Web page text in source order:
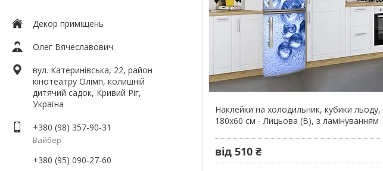
Декор приміщень
Олег Вячеславович
вул. Катеринівська, 22, район
кінотеатру Олімп, колишній
дитячий садок, Кривий Ріг,
Україна
+380 (98) 357-90-31
Вайбер
+380 (95) 090-27-60
Наклейки на холодильник, кубики льоду,
180х60 см - Лицьова (В), з ламінуванням
від 510 ₴